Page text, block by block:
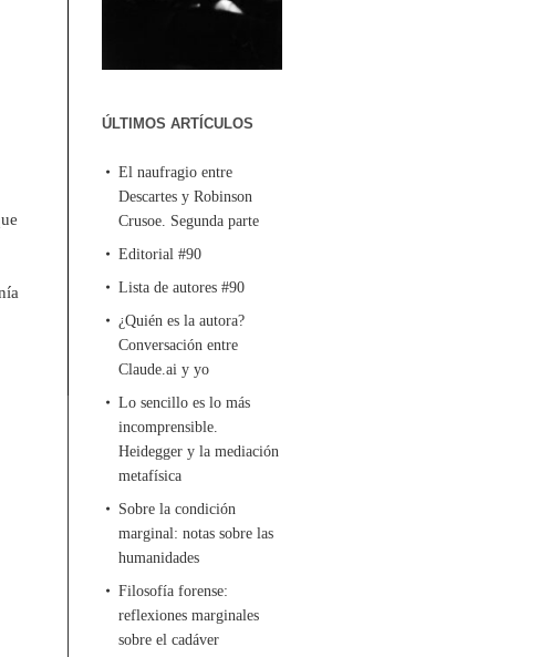
ÚLTIMOS ARTÍCULOS
El naufragio entre
Descartes y Robinson
Crusoe. Segunda parte
Editorial #90
Lista de autores #90
¿Quién es la autora?
Conversación entre
Claude.ai y yo
Lo sencillo es lo más
incomprensible.
Heidegger y la mediación
metafísica
Sobre la condición
marginal: notas sobre las
humanidades
Filosofía forense:
reflexiones marginales
sobre el cadáver